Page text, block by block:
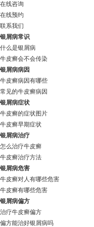
在线咨询
在线预约
联系我们
银屑病常识
什么是银屑病
牛皮癣会不会传染
银屑病病因
牛皮癣病因有哪些
常见的牛皮癣病因
银屑病症状
牛皮癣的症状图片
牛皮癣早期症状
银屑病治疗
怎么治疗牛皮癣
牛皮癣治疗方法
银屑病危害
牛皮癣对人有哪些危害
牛皮癣有哪些危害
银屑病偏方
治疗牛皮癣偏方
偏方能治好银屑病吗